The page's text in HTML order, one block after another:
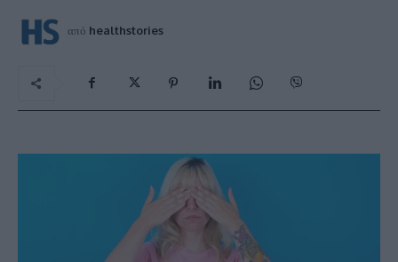
από healthstories